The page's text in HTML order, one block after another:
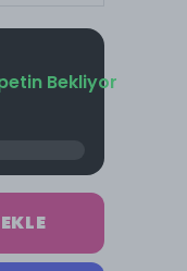
Bekliyor